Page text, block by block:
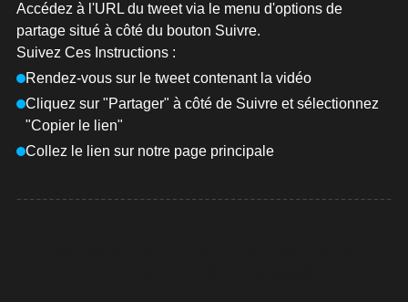
Accédez à l'URL du tweet via le menu d'options de
partage situé à côté du bouton Suivre.
Suivez Ces Instructions :
Rendez-vous sur le tweet contenant la vidéo
Cliquez sur "Partager" à côté de Suivre et sélectionnez
"Copier le lien"
Collez le lien sur notre page principale